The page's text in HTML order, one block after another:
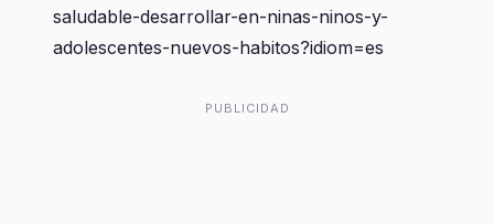
saludable-desarrollar-en-ninas-ninos-y-
adolescentes-nuevos-habitos?idiom=es
PUBLICIDAD